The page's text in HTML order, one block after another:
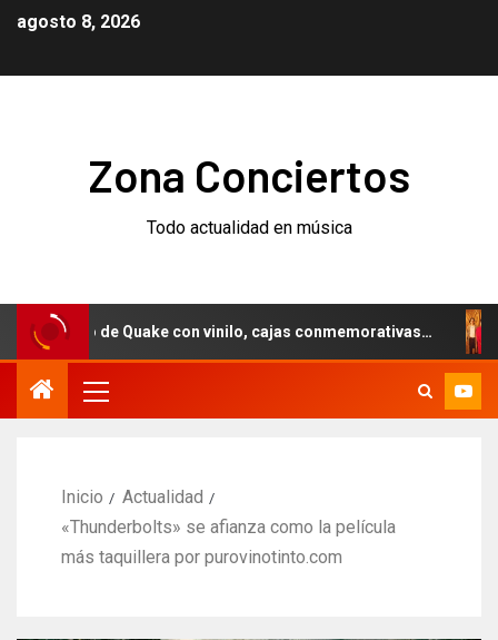
agosto 8, 2026
Zona Conciertos
Todo actualidad en música
de Quake con vinilo, cajas conmemorativas…
Inicio
Actualidad
«Thunderbolts» se afianza como la película
más taquillera por purovinotinto.com